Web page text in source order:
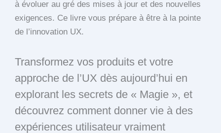
à évoluer au gré des mises à jour et des nouvelles
exigences. Ce livre vous prépare à être à la pointe
de l’innovation UX.
Transformez vos produits et votre
approche de l’UX dès aujourd’hui en
explorant les secrets de « Magie », et
découvrez comment donner vie à des
expériences utilisateur vraiment